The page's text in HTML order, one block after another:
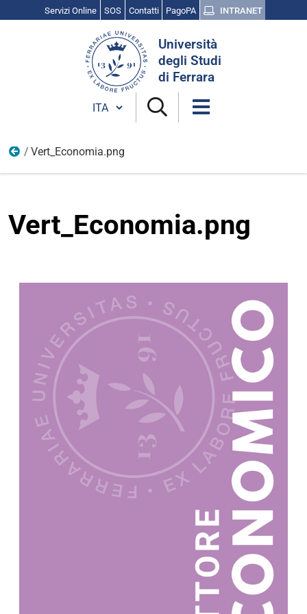
Servizi Online SOS Contatti PagoPA INTRANET
Università
degli Studi
di Ferrara
Cambia lingua
Immagini
Vert_Economia.png
Vert_Economia.png